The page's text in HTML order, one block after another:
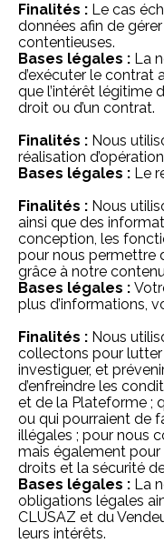
Finalités : Le cas
données afin de
contentieuses.
Bases légales : La
d’exécuter le contrat
que l’intérêt légitime
droit ou d’un contrat.
Finalités : Nous
réalisation
Bases légales : Le
Finalités : Nous
ainsi que des
conception, les
pour nous permettre
grâce à notre
Bases légales :
plus d’informations,
Finalités : Nous
collectons pour lutter
investiguer, et
d’enfreindre les
et de la Plateforme ;
ou qui pourraient de
illégales ; pour nous
mais également
droits et la sécurité
Bases légales : La
obligations légales
CLUSAZ et du
leurs intérêts.